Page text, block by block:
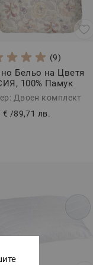
(9)
Бельо на Цветя
100% Памук
4 части
Двоен комплект
€ /89,71 лв.